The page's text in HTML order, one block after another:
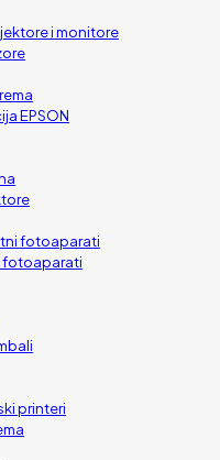
i monitore
EPSON
fotoaparati
fotoaparati
printeri